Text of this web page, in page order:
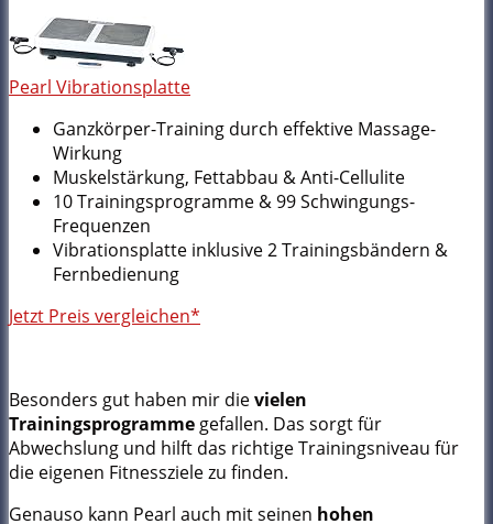
Pearl Vibrationsplatte
Ganzkörper-Training durch effektive Massage-
Wirkung
Muskelstärkung, Fettabbau & Anti-Cellulite
10 Trainingsprogramme & 99 Schwingungs-
Frequenzen
Vibrationsplatte inklusive 2 Trainingsbändern &
Fernbedienung
Jetzt Preis vergleichen*
Besonders gut haben mir dievielen
Trainingsprogramme gefallen. Das sorgt für
Abwechslung und hilft das richtige Trainingsniveau für
die eigenen Fitnessziele zu finden.
Genauso kann Pearl auch mit seinen hohen